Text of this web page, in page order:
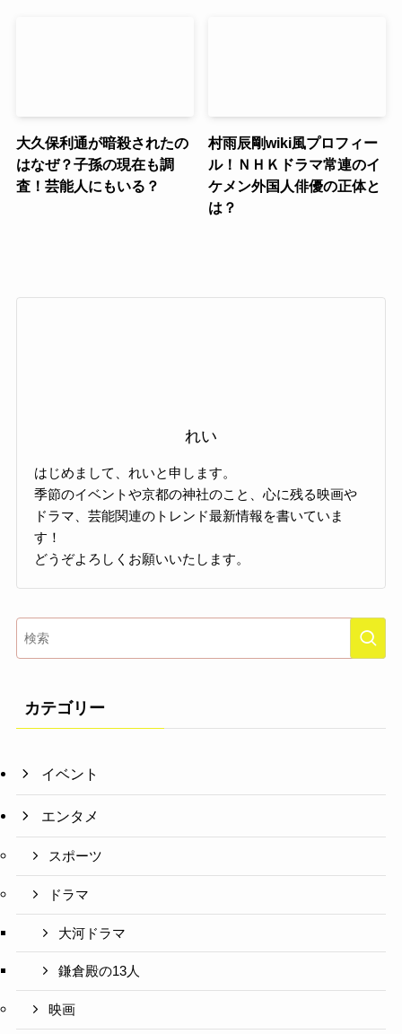
大久保利通が暗殺されたの
はなぜ？子孫の現在も調
査！芸能人にもいる？
村雨辰剛wiki風プロフィー
ル！ＮＨＫドラマ常連のイ
ケメン外国人俳優の正体と
は？
れい
はじめまして、れいと申します。
季節のイベントや京都の神社のこと、心に残る映画や
ドラマ、芸能関連のトレンド最新情報を書いていま
す！
どうぞよろしくお願いいたします。
カテゴリー
イベント
エンタメ
スポーツ
ドラマ
大河ドラマ
鎌倉殿の13人
映画